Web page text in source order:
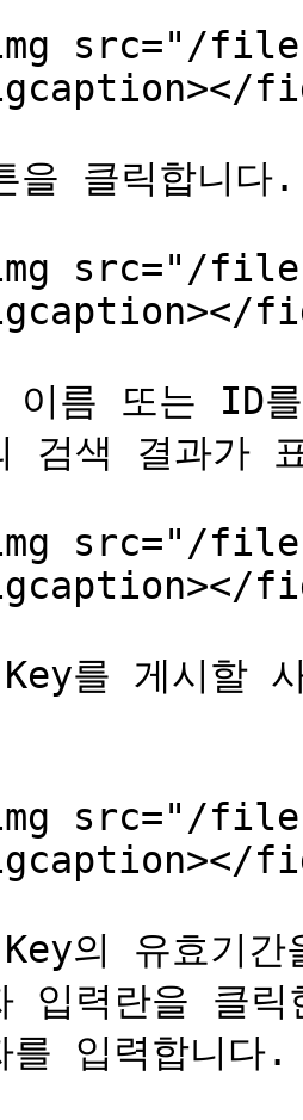
src="/files/
클릭합니다
src="/files/
름 또는 ID
검색 결과가
src="/files/
를 게시할
src="/files/
의 유효기
입력란을 클
입력합니다.